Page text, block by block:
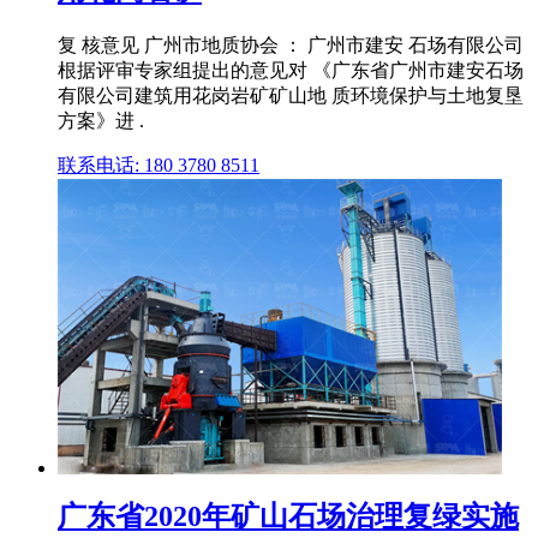
复 核意见 广州市地质协会 ： 广州市建安 石场有限公司
根据评审专家组提出的意见对 《广东省广州市建安石场
有限公司建筑用花岗岩矿矿山地 质环境保护与土地复垦
方案》进 .
联系电话: 180 3780 8511
广东省2020年矿山石场治理复绿实施